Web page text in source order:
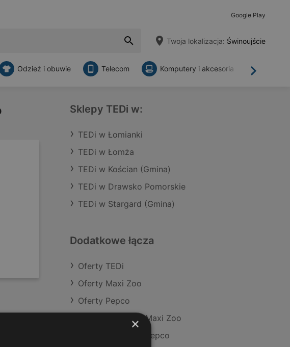
Google Play
Twoja lokalizacja: Świnoujście
Dalej
Odzież i obuwie Telecom Komputery i akcesoria
Sklepy TEDi w:
TEDi w Łomianki
TEDi w Łomża
TEDi w Kościan (Gmina)
TEDi w Drawsko Pomorskie
TEDi w Stargard (Gmina)
Dodatkowe łącza
Oferty TEDi
Oferty Maxi Zoo
Oferty Pepco
Aktualne gazetki Maxi Zoo
Aktualne gazetki Pepco
×